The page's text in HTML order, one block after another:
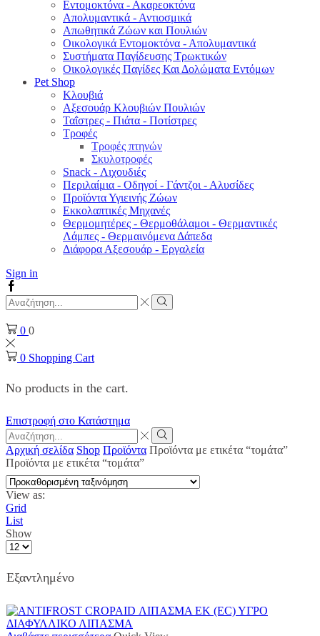
Εντομοκτόνα - Ακαρεοκτόνα
Απολυμαντικά - Αντιοσμικά
Απωθητικά Ζώων και Πουλιών
Οικολογικά Εντομοκτόνα - Απολυμαντικά
Συστήματα Παγίδευσης Τρωκτικών
Οικολογικές Παγίδες Και Δολώματα Εντόμων
Pet Shop
Κλουβιά
Αξεσουάρ Κλουβιών Πουλιών
Ταΐστρες - Πιάτα - Ποτίστρες
Τροφές
Τροφές πτηνών
Σκυλοτροφές
Snack - Λιχουδιές
Περιλαίμια - Οδηγοί - Γάντζοι - Αλυσίδες
Προϊόντα Υγιεινής Ζώων
Εκκολαπτικές Μηχανές
Θερμομητέρες - Θερμοθάλαμοι - Θερμαντικές
Λάμπες - Θερμαινόμενα Δάπεδα
Διάφορα Αξεσουάρ - Εργαλεία
Sign in
Facebook
Search
input
Search
0 0
0 Shopping Cart
No products in the cart.
Επιστροφή στο Κατάστημα
Search
input
Search
Αρχική σελίδα Shop Προϊόντα Προϊόντα με ετικέτα “τομάτα”
Προϊόντα με ετικέτα “τομάτα”
View as:
Grid
List
Show
Products
page
Εξαντλημένο